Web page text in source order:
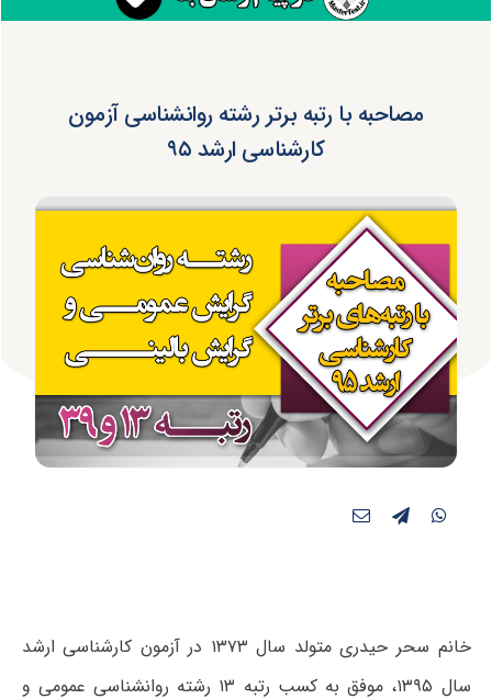
مصاحبه با رتبه برتر رشته روانشناسی آزمون
کارشناسی ارشد ۹۵
خانم سحر حیدری متولد سال ۱۳۷۳ در آزمون کارشناسی ارشد
سال ۱۳۹۵، موفق به کسب رتبه ۱۳ رشته روانشناسی عمومی و